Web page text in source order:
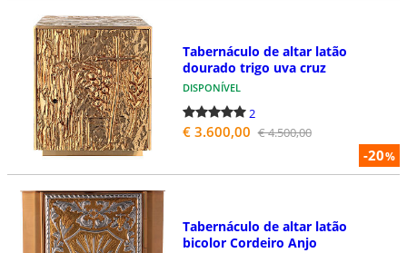
-20%
Tabernáculo de altar latão
dourado trigo uva cruz
DISPONÍVEL
2
€ 3.600,00 € 4.500,00
Tabernáculo de altar latão
bicolor Cordeiro Anjo